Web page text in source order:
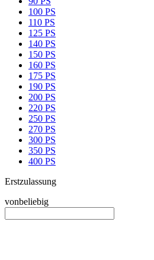
100 PS
110 PS
125 PS
140 PS
150 PS
160 PS
175 PS
190 PS
200 PS
220 PS
250 PS
270 PS
300 PS
350 PS
400 PS
Erstzulassung
vonbeliebig